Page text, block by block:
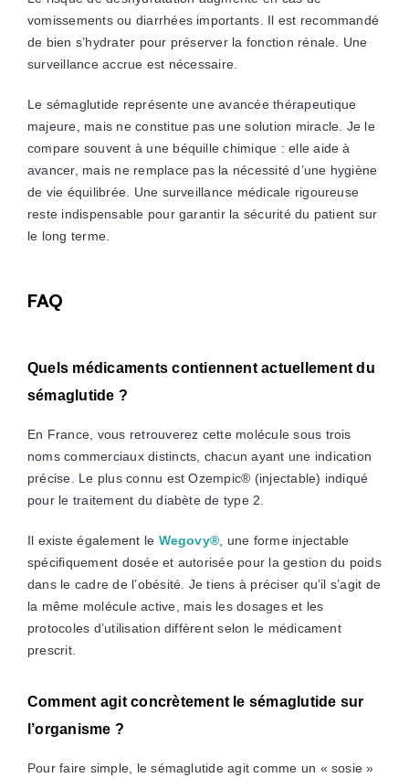
vomissements ou diarrhées importants. Il est recommandé
de bien s’hydrater pour préserver la fonction rénale. Une
surveillance accrue est nécessaire.
Le sémaglutide représente une avancée thérapeutique
majeure, mais ne constitue pas une solution miracle. Je le
compare souvent à une béquille chimique : elle aide à
avancer, mais ne remplace pas la nécessité d’une hygiène
de vie équilibrée. Une surveillance médicale rigoureuse
reste indispensable pour garantir la sécurité du patient sur
le long terme.
FAQ
Quels médicaments contiennent actuellement du
sémaglutide ?
En France, vous retrouverez cette molécule sous trois
noms commerciaux distincts, chacun ayant une indication
précise. Le plus connu est Ozempic® (injectable) indiqué
pour le traitement du diabète de type 2.
Il existe également le Wegovy® , une forme injectable
spécifiquement dosée et autorisée pour la gestion du poids
dans le cadre de l’obésité. Je tiens à préciser qu’il s’agit de
la même molécule active, mais les dosages et les
protocoles d’utilisation diffèrent selon le médicament
prescrit.
Comment agit concrètement le sémaglutide sur
l’organisme ?
Pour faire simple, le sémaglutide agit comme un « sosie »